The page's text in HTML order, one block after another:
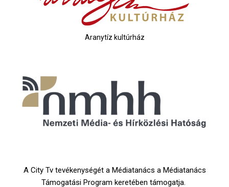
Aranytíz kultúrház
A City Tv tevékenységét a Médiatanács a Médiatanács
Támogatási Program keretében támogatja.